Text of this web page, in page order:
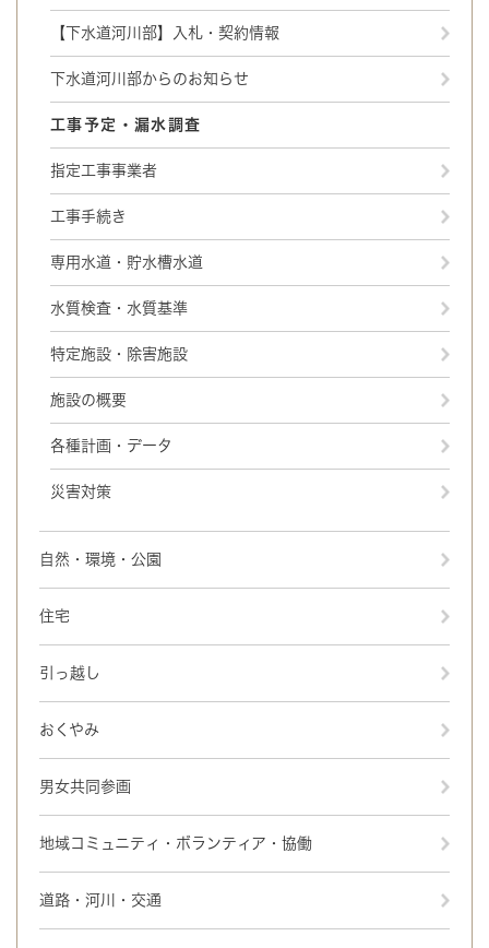
【下水道河川部】入札・契約情報
下水道河川部からのお知らせ
工事予定・漏水調査
指定工事事業者
工事手続き
専用水道・貯水槽水道
水質検査・水質基準
特定施設・除害施設
施設の概要
各種計画・データ
災害対策
自然・環境・公園
住宅
引っ越し
おくやみ
男女共同参画
地域コミュニティ・ボランティア・協働
道路・河川・交通